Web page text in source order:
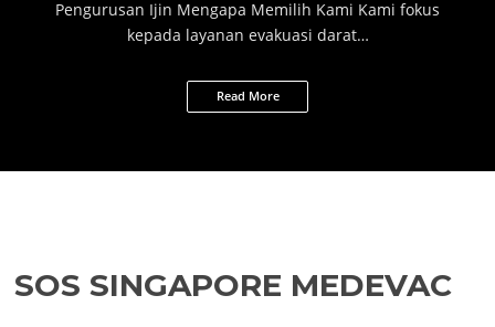
Pengurusan Ijin Mengapa Memilih Kami Kami fokus
kepada layanan evakuasi darat…
Read More
SOS SINGAPORE MEDEVAC